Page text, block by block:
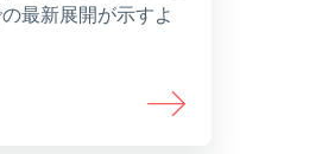
最新展開が示すよ